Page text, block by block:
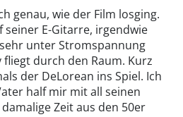
genau, wie der Film losging.
seiner E-Gitarre, irgendwie
unter Stromspannung
durch den Raum. Kurz
der DeLorean ins Spiel. Ich
half mir mit all seinen
Zeit aus den 50er